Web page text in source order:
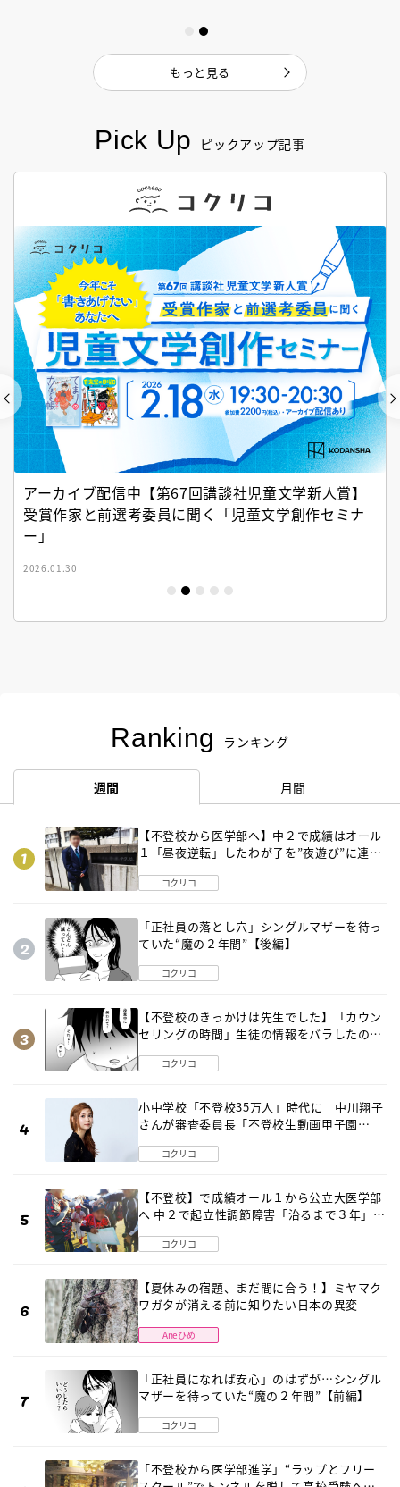
Pick Up ピックアップ記事
アーカイブ配信中【第67回講談社児童文学新人賞】
受賞作家と前選考委員に聞く「児童文学創作セミナ
ー」
2026.01.30
Ranking ランキング
週間 月間
【不登校から医学部へ】中２で成績はオール
１「昼夜逆転」したわが子を”夜遊び”に連れ
コクリコ
「正社員の落とし穴」シングルマザーを待っ
ていた“魔の２年間”【後編】
コクリコ
【不登校のきっかけは先生でした】「カウン
セリングの時間」生徒の情報をバラしたの
コクリコ
小中学校「不登校35万人」時代に 中川翔子
さんが審査委員長「不登校生動画甲子園
コクリコ
【不登校】で成績オール１から公立大医学部
へ 中２で起立性調節障害「治るまで３年」の
コクリコ
【夏休みの宿題、まだ間に合う！】ミヤマク
ワガタが消える前に知りたい日本の異変
Aneひめ
「正社員になれば安心」のはずが…シングル
マザーを待っていた“魔の２年間”【前編】
コクリコ
「不登校から医学部進学」“ラップとフリー
もっと見る